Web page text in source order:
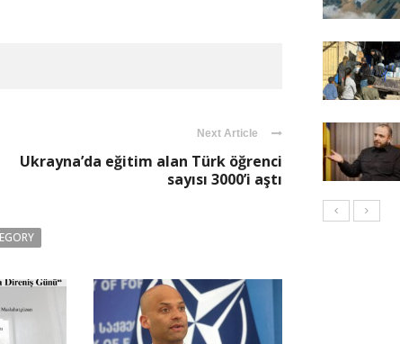
Next Article
Ukrayna’da eğitim alan Türk öğrenci
sayısı 3000’i aştı